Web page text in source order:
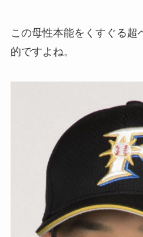
この母性本能をくすぐる超
的ですよね。